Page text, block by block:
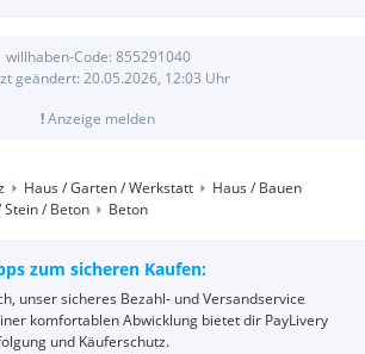
willhaben-Code: 855291040
geändert: 20.05.2026, 12:03 Uhr
!Anzeige melden
Haus / Garten / Werkstatt
Haus / Bauen
Stein / Beton Beton
zum sicheren Kaufen:
unser sicheres Bezahl- und Versandservice
komfortablen Abwicklung bietet dir PayLivery
und Käuferschutz.